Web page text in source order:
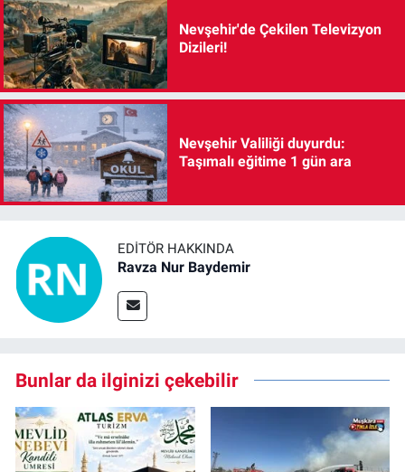
Nevşehir'de Çekilen Televizyon
Dizileri!
Nevşehir Valiliği duyurdu:
Taşımalı eğitime 1 gün ara
EDITÖR HAKKINDA
Ravza Nur Baydemir
Bunlar da ilginizi çekebilir